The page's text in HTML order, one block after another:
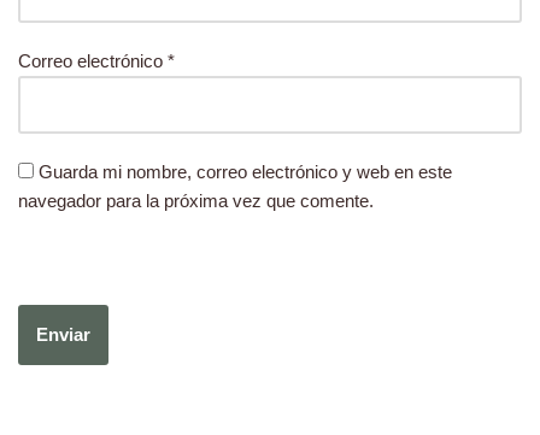
Correo electrónico *
Guarda mi nombre, correo electrónico y web en este
navegador para la próxima vez que comente.